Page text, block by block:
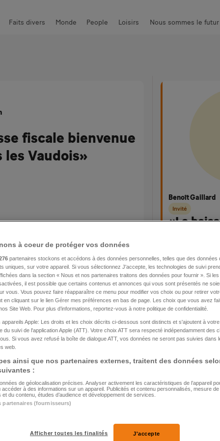
Faits divers Monde People Loisirs Nous sommes le futur
fiscale bienvenue
les Vaudois»
Benoît Gaillard
Invité
«La
à coeur de protéger vos données
partenaires stockons et accédons à des données personnelles, telles que des données
uniques, sur votre appareil. Si vous sélectionnez J'accepte, les technologies de suivi
dans la section « Nous et nos partenaires traitons des données pour fournir ». Si
il est possible que certains contenus et annonces qui vous sont présentés ne
vous. Vous pouvez faire réapparaître ce menu pour modifier vos choix ou pour retirer
en cliquant sur le lien Gérer mes préférences en bas de page. Les choix que vous avez
Site Web. Pour plus d’informations, reportez-vous à notre politique de confidentialité.
appareils Apple: Les droits et les choix décrits ci-dessous sont distincts et s'ajoutent à
du suivi de l'application Apple (ATT). Votre choix ATT sera respecté indépendamment des
Si vous avez refusé la boîte de dialogue ATT, vos données ne seront pas suivies dans
web.
ainsi que nos partenaires externes, traitent des données
:
de géolocalisation précises. Analyser activement les caractéristiques de l’appareil
accéder à des informations sur un appareil. Publicités et contenu personnalisés, mesure
et du contenu, études d’audience et développement de services.
partenaires (fournisseurs)
Afficher toutes les finalités J'accepte